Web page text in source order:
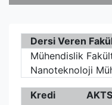
Dersi Veren
Mühendislik
Nanoteknoloji
Kredi AKTS